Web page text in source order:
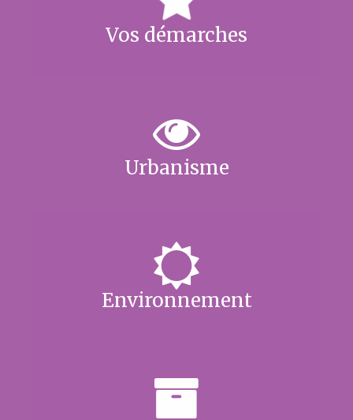
Vos démarches
Urbanisme
Environnement